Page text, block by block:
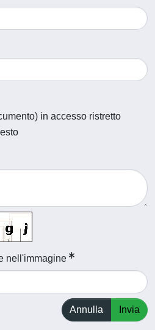
in accesso ristretto
nell'immagine
Annulla Invia